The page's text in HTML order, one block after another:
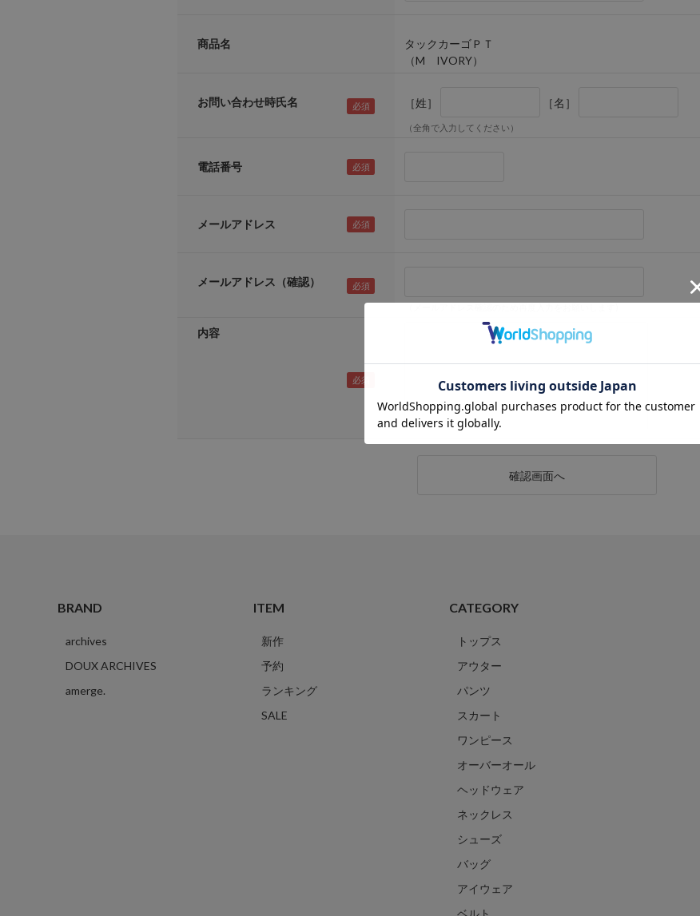
商品名
タックカーゴＰＴ
（M IVORY）
お問い合わせ時氏名 ［姓］ ［名］
（全角で入力してください）
電話番号
メールアドレス
メールアドレス（確認）
内容
BRAND
archives
DOUX ARCHIVES
amerge.
ITEM
新作
予約
ランキング
SALE
CATEGORY
トップス
アウター
パンツ
スカート
ワンピース
オーバーオール
ヘッドウェア
ネックレス
シューズ
バッグ
アイウェア
ベルト